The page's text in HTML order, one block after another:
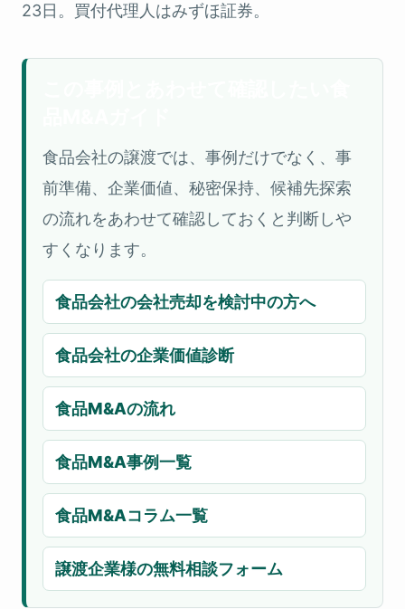
23日。買付代理人はみずほ証券。
食品会社の譲渡では、事例だけでなく、事
前準備、企業価値、秘密保持、候補先探索
の流れをあわせて確認しておくと判断しや
すくなります。
食品会社の会社売却を検討中の方へ
食品会社の企業価値診断
食品M&Aの流れ
食品M&A事例一覧
食品M&Aコラム一覧
譲渡企業様の無料相談フォーム